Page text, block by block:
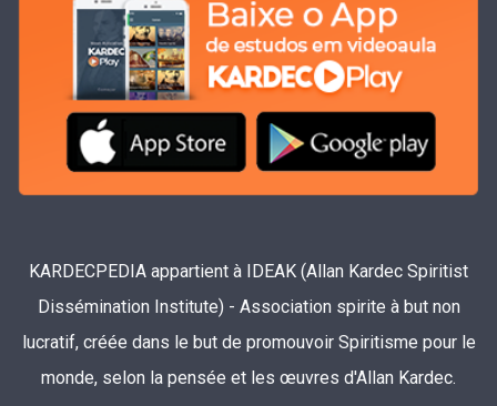
KARDECPEDIA appartient à IDEAK (Allan Kardec Spiritist
Dissémination Institute) - Association spirite à but non
lucratif, créée dans le but de promouvoir Spiritisme pour le
monde, selon la pensée et les œuvres d'Allan Kardec.